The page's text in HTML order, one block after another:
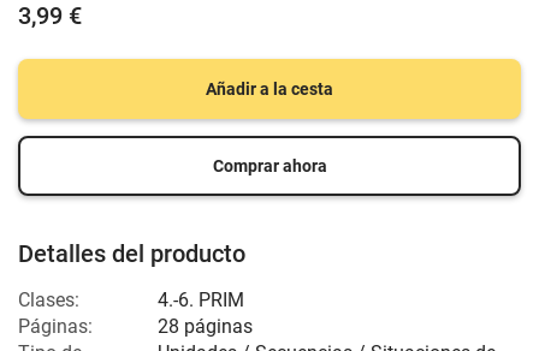
3,99 €
Añadir a la cesta
Comprar ahora
Detalles del producto
Clases:
4.-6. PRIM
Páginas:
28 páginas